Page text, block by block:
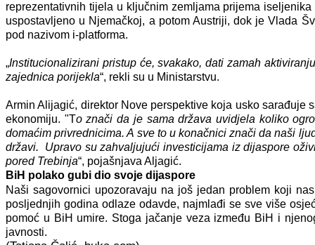
reprezentativnih tijela u ključnim zemljama prijema
uspostavljeno u Njemačkoj, a potom Austriji, dok je Vlada
pod nazivom i-platforma.
„Institucionalizirani pristup će, svakako, dati zamah
zajednica porijekla“, rekli su u Ministarstvu.
Armin Alijagić, direktor Nove perspektive koja usko
ekonomiju. "To znači da je sama država uvidjela koliko
domaćim privrednicima. A sve to u konačnici znači da naši
državi. Upravo su zahvaljujući investicijama iz dijaspore
pored Trebinja“, pojašnjava Aljagić.
BiH polako gubi dio svoje dijaspore
Naši sagovornici upozoravaju na još jedan problem koji
posljednjih godina odlaze odavde, najmlađi se sve više
pomoć u BiH umire. Stoga jačanje veza između BiH i
javnosti.